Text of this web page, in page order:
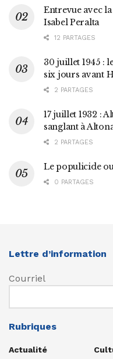
Entrevue avec
Isabel Peralta
12 PARTAGES
30 juillet 1945 :
six jours avant
2 PARTAGES
17 juillet 1932 :
sanglant à
2 PARTAGES
Le populicide
0 PARTAGES
Lettre d’information
Courriel
Rubriques
Actualité